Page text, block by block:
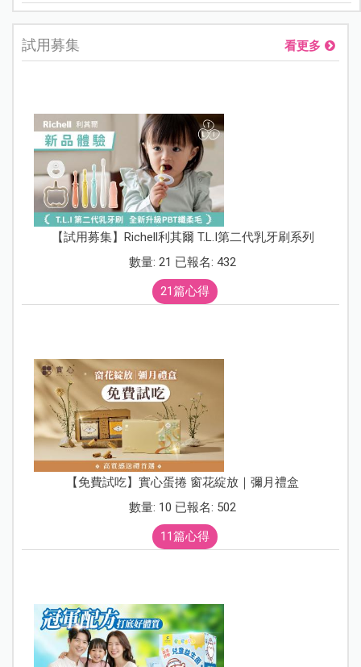
試用募集 看更多
【試用募集】Richell利其爾 T.L.I第二代乳牙刷系列
數量: 21 已報名: 432
21篇心得
【免費試吃】實心蛋捲 窗花綻放｜彌月禮盒
數量: 10 已報名: 502
11篇心得